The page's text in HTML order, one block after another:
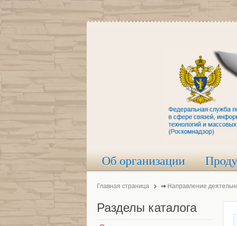
Об организации
Главная страница ⇒ Направление
Разделы каталога